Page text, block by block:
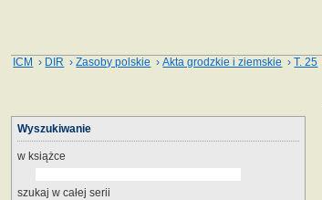
ICM › DIR ›Zasoby polskie ›Akta grodzkie i ziemskie ›T. 25
Wyszukiwanie
w książce
szukaj w całej serii